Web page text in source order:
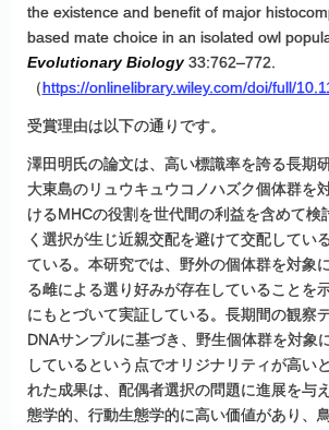
the existence and benefit of major
based mate choice in an isolated owl
Evolutionary Biology33:762–772.
（https://onlinelibrary.wiley.com/doi/full/
受賞理由は以下の通りです。
澤田明氏の論文は、高い標識率を誇る長期
大東島のリュウキュウコノハズク個体群を
けるMHCの役割を世代間の利益を含めて検
く選択が生じ近親交配を避けて交配してい
ている。本研究では、野外の個体群を対象
る雌による選り好みが存在していることを
にもとづいて実証している。長期間の観察
DNAサンプルに基づき、野生個体群を対象
しているという点でオリジナリティが高い
れた成果は、配偶者選択の問題に進展を与
態学的、行動生態学的に高い価値があり、